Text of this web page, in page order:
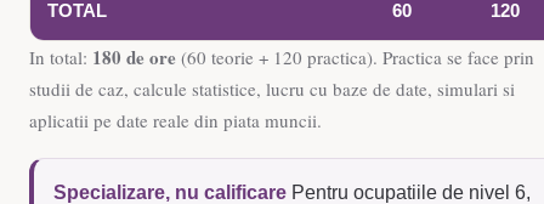
TOTAL 60 120
In total: 180 de ore (60 teorie + 120 practica). Practica se face prin
studii de caz, calcule statistice, lucru cu baze de date, simulari si
aplicatii pe date reale din piata muncii.
Specializare, nu calificare Pentru ocupatiile de nivel 6,